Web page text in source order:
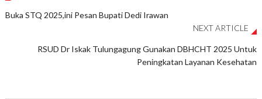
Buka STQ 2025,ini Pesan Bupati Dedi Irawan
NEXT ARTICLE
RSUD Dr Iskak Tulungagung Gunakan DBHCHT 2025 Untuk
Peningkatan Layanan Kesehatan